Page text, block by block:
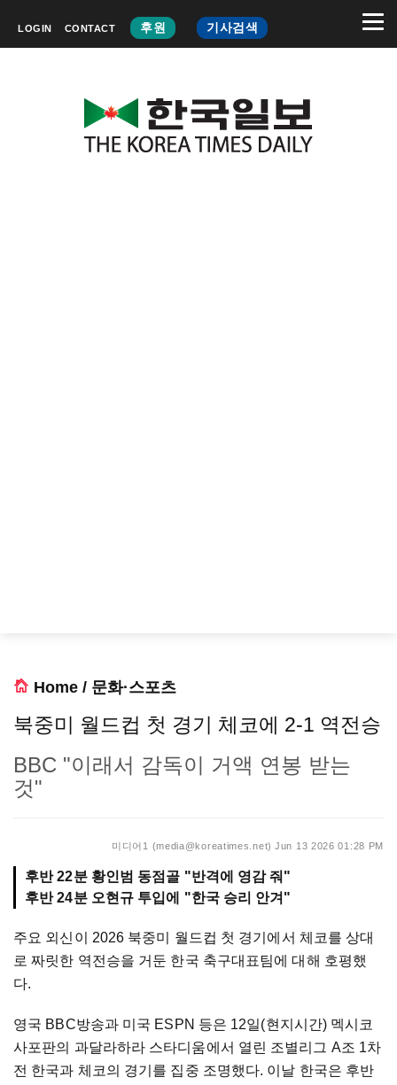
LOGIN CONTACT 후원 기사검색
Home / 문화·스포츠
북중미 월드컵 첫 경기 체코에 2-1 역전승
BBC "이래서 감독이 거액 연봉 받는
것"
미디어1 (media@koreatimes.net) Jun 13 2026 01:28 PM
후반 22분 황인범 동점골 "반격에 영감 줘"
후반 24분 오현규 투입에 "한국 승리 안겨"
주요 외신이 2026 북중미 월드컵 첫 경기에서 체코를 상대
로 짜릿한 역전승을 거둔 한국 축구대표팀에 대해 호평했
다.
영국 BBC방송과 미국 ESPN 등은 12일(현지시간) 멕시코
사포판의 과달라하라 스타디움에서 열린 조별리그 A조 1차
전 한국과 체코의 경기를 집중 조명했다. 이날 한국은 후반